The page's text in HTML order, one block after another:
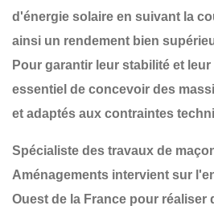
d'énergie solaire en suivant la
ainsi un rendement bien
Pour garantir leur stabilité et
essentiel de concevoir des
et adaptés aux contraintes
Spécialiste des travaux de
Aménagements intervient sur
Ouest de la France pour réaliser